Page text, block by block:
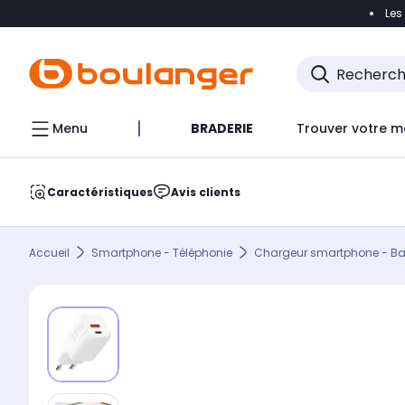
Accéder
Menu BRADERIE Trouver votre
Caractéristiques Avis clients
Accueil Smartphone - Téléphonie Chargeur smartphone -